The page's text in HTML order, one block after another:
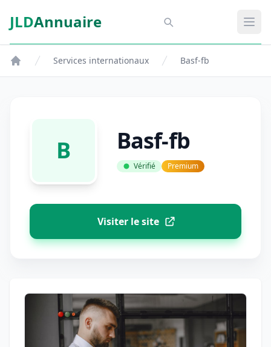
Aspect SDM
JLDAnnuaire
Services internationaux Basf-fb
B Basf-fb
Vérifié Premium
Visiter le site